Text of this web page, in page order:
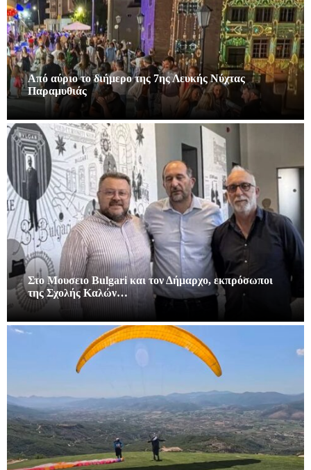
Από αύριο το διήμερο της 7ης Λευκής Νύχτας
Παραμυθιάς
Στο Μουσειο Bulgari και τον Δήμαρχο, εκπρόσωποι
της Σχολής Καλών…